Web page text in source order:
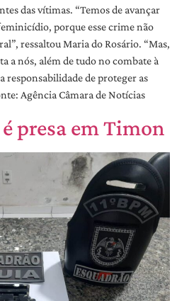
das vítimas. “Temos de avançar
porque esse crime não
ressaltou Maria do Rosário. “Mas,
a nós, além de tudo no combate à
responsabilidade de proteger as
Agência Câmara de Notícias
presa em Timon